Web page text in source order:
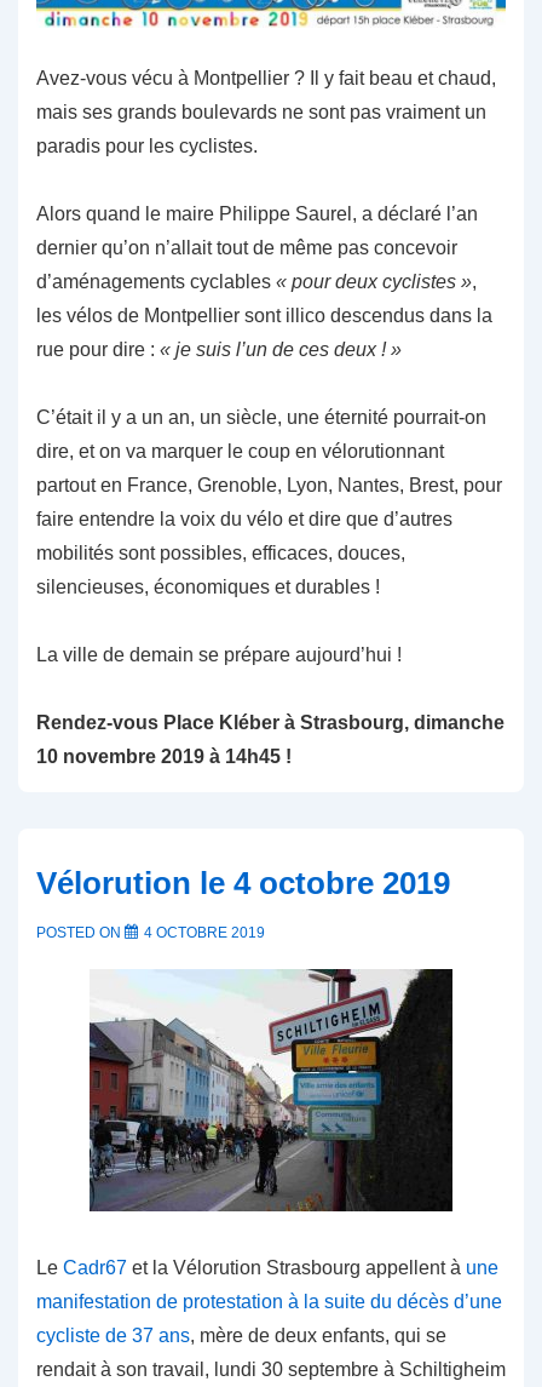
Avez-vous vécu à Montpellier ? Il y fait beau et chaud,
mais ses grands boulevards ne sont pas vraiment un
paradis pour les cyclistes.
Alors quand le maire Philippe Saurel, a déclaré l’an
dernier qu’on n’allait tout de même pas concevoir
d’aménagements cyclables « pour deux cyclistes »,
les vélos de Montpellier sont illico descendus dans la
rue pour dire : « je suis l’un de ces deux ! »
C’était il y a un an, un siècle, une éternité pourrait-on
dire, et on va marquer le coup en vélorutionnant
partout en France, Grenoble, Lyon, Nantes, Brest, pour
faire entendre la voix du vélo et dire que d’autres
mobilités sont possibles, efficaces, douces,
silencieuses, économiques et durables !
La ville de demain se prépare aujourd’hui !
Rendez-vous Place Kléber à Strasbourg, dimanche
10 novembre 2019 à 14h45 !
Vélorution le 4 octobre 2019
POSTED ON 4 OCTOBRE 2019
Le Cadr67 et la Vélorution Strasbourg appellent à une
manifestation de protestation à la suite du décès d’une
cycliste de 37 ans, mère de deux enfants, qui se
rendait à son travail, lundi 30 septembre à Schiltigheim